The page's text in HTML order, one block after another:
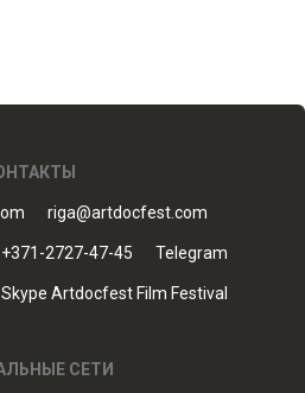
riga@artdocfest.com
+371-2727-47-45 Telegram
Skype Artdocfest Film Festival
СЕТИ